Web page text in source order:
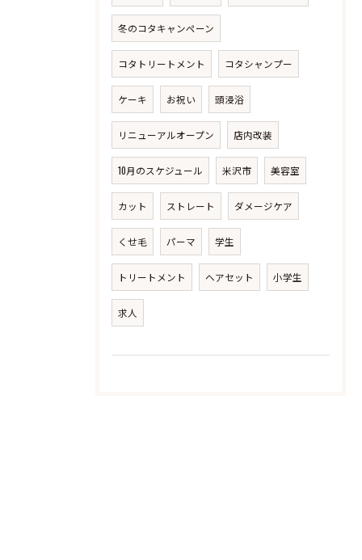
冬のコタキャンペーン
コタトリートメント コタシャンプー
ケーキ お祝い 頭浸浴
リニューアルオープン 店内改装
10月のスケジュール 米沢市 美容室
カット ストレート ダメージケア
くせ毛 パーマ 学生
トリートメント ヘアセット 小学生
求人